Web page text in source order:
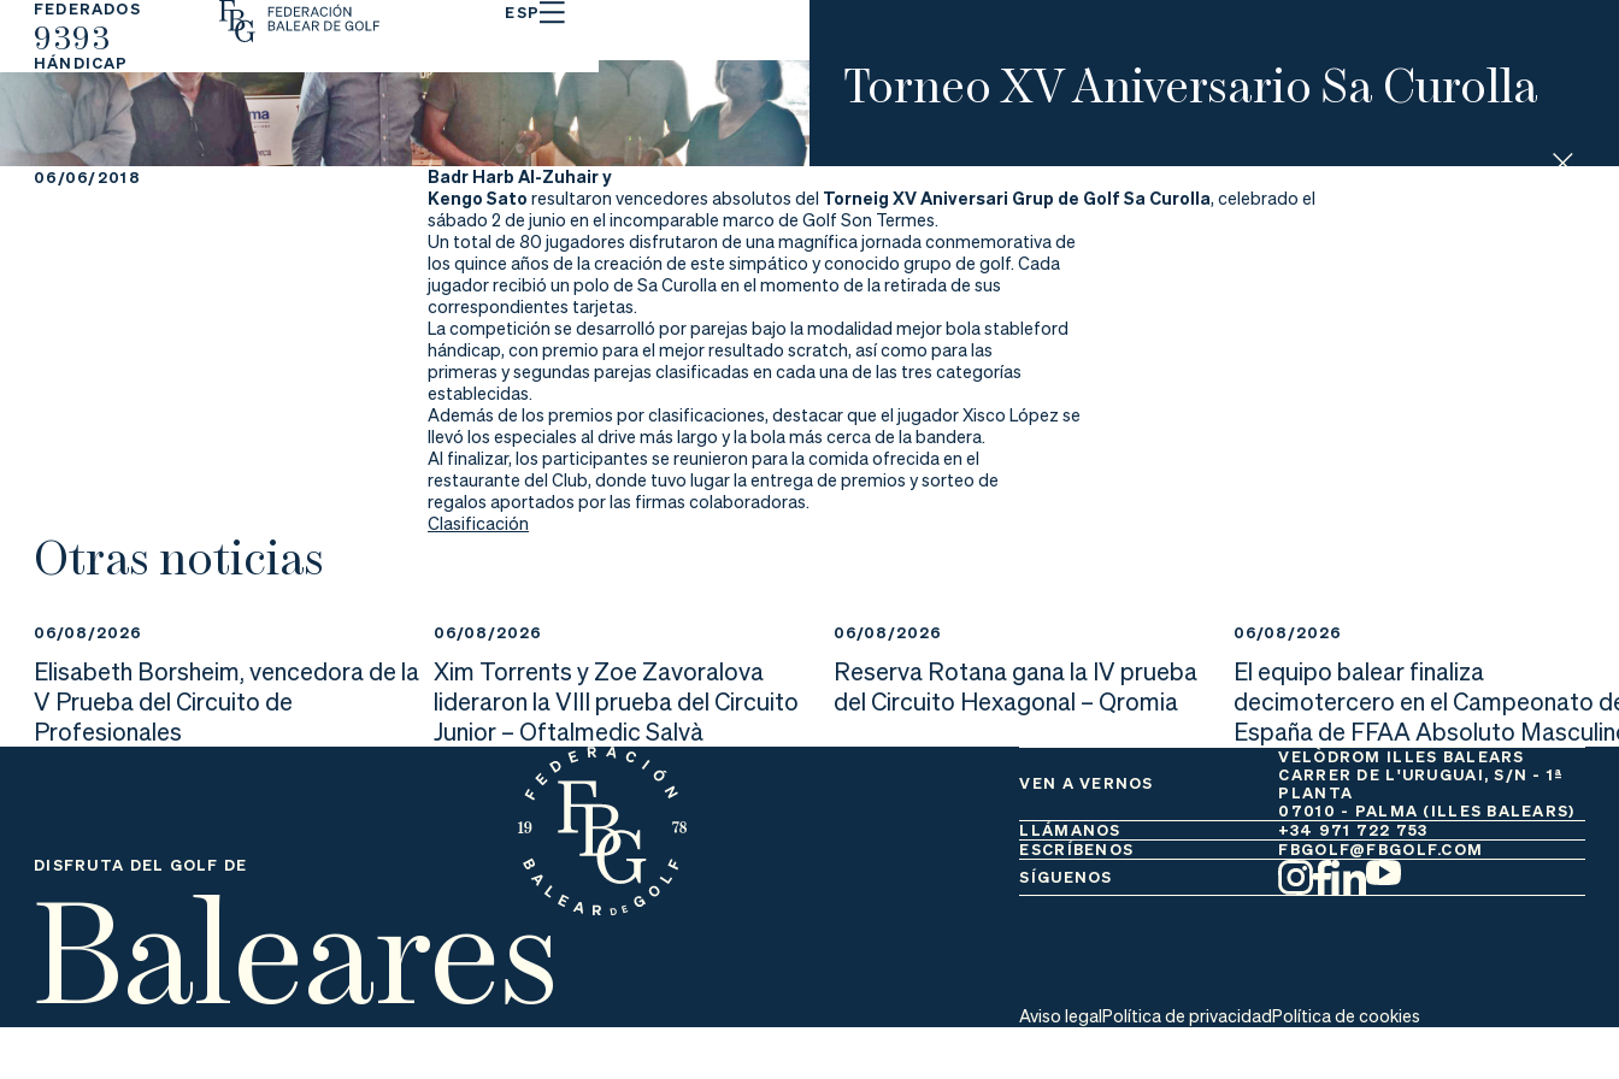
FEDERADOS
9393
HÁNDICAP
ESP
La
Fe
de
Fe
de
ra
Ju
ga
r
nd
er
ali
da
d
da
Torneo XV Aniversario Sa Curolla
06/06/2018
Badr Harb Al-Zuhair y
Kengo Sato resultaron vencedores absolutos del Torneig XV Aniversari Grup de Golf Sa Curolla, celebrado el
sábado 2 de junio en el incomparable marco de Golf Son Termes.
Un total de 80 jugadores disfrutaron de una magnífica jornada conmemorativa de
los quince años de la creación de este simpático y conocido grupo de golf. Cada
jugador recibió un polo de Sa Curolla en el momento de la retirada de sus
correspondientes tarjetas.
La competición se desarrolló por parejas bajo la modalidad mejor bola stableford
hándicap, con premio para el mejor resultado scratch, así como para las
primeras y segundas parejas clasificadas en cada una de las tres categorías
establecidas.
Además de los premios por clasificaciones, destacar que el jugador Xisco López se
llevó los especiales al drive más largo y la bola más cerca de la bandera.
Al finalizar, los participantes se reunieron para la comida ofrecida en el
restaurante del Club, donde tuvo lugar la entrega de premios y sorteo de
regalos aportados por las firmas colaboradoras.
Clasificación
Otras noticias
06/08/2026
Elisabeth Borsheim, vencedora de la
V Prueba del Circuito de
Profesionales
06/08/2026
Xim Torrents y Zoe Zavoralova
lideraron la VIII prueba del Circuito
Junior – Oftalmedic Salvà
06/08/2026
Reserva Rotana gana la IV prueba
del Circuito Hexagonal – Qromia
06/08/2026
El equipo balear finaliza
decimotercero en el Campeonato
España de FFAA Absoluto
DISFRUTA DEL GOLF DE
Baleares
VEN A VERNOS
VELÒDROM ILLES BALEARS
CARRER DE L'URUGUAI, S/N - 1ª
PLANTA
07010 - PALMA (ILLES BALEARS)
LLÁMANOS
+34 971 722 753
ESCRÍBENOS
FBGOLF@FBGOLF.COM
SÍGUENOS
Aviso legalPolítica de privacidadPolítica de cookies